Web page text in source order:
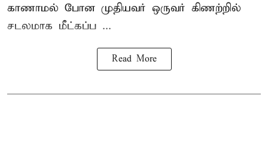
காணாமல் போன முதியவர் ஒருவர் கிணற்றில்
சடலமாக மீட்கப்ப ...
Read More